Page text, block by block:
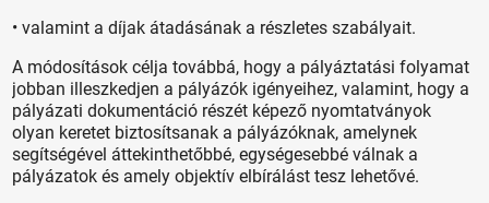
• valamint a díjak átadásának a részletes szabályait.
A módosítások célja továbbá, hogy a pályáztatási folyamat
jobban illeszkedjen a pályázók igényeihez, valamint, hogy a
pályázati dokumentáció részét képező nyomtatványok
olyan keretet biztosítsanak a pályázóknak, amelynek
segítségével áttekinthetőbbé, egységesebbé válnak a
pályázatok és amely objektív elbírálást tesz lehetővé.